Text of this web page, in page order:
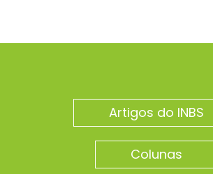
Artigos do INBS
Colunas